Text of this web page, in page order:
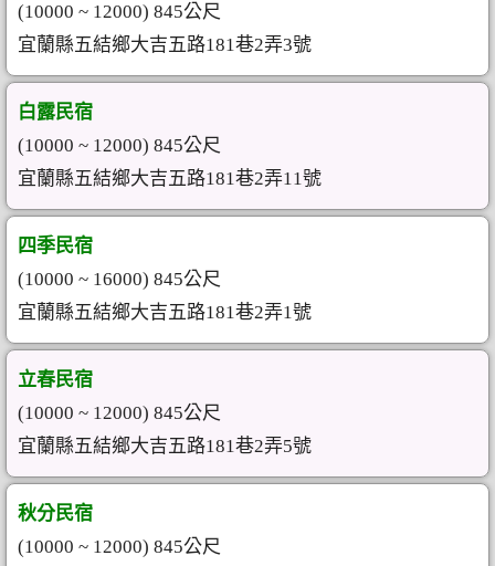
(10000 ~ 12000) 845公尺
宜蘭縣五結鄉大吉五路181巷2弄3號
白露民宿
(10000 ~ 12000) 845公尺
宜蘭縣五結鄉大吉五路181巷2弄11號
四季民宿
(10000 ~ 16000) 845公尺
宜蘭縣五結鄉大吉五路181巷2弄1號
立春民宿
(10000 ~ 12000) 845公尺
宜蘭縣五結鄉大吉五路181巷2弄5號
秋分民宿
(10000 ~ 12000) 845公尺